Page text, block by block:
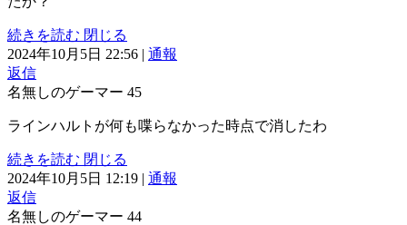
続きを読む 閉じる
2024年10月5日 22:56 | 通報
返信
名無しのゲーマー 45
ラインハルトが何も喋らなかった時点で消したわ
続きを読む 閉じる
2024年10月5日 12:19 | 通報
返信
名無しのゲーマー 44